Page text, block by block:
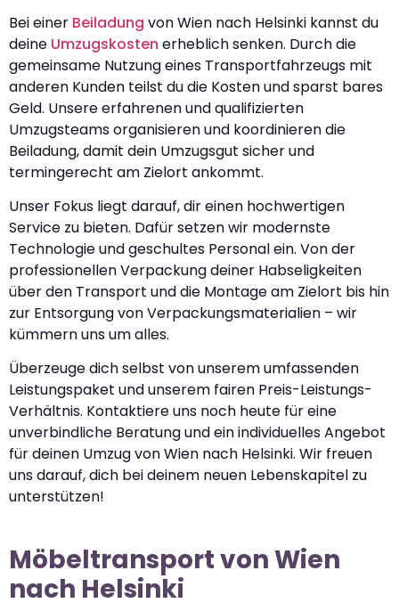
Bei einer Beiladung von Wien nach Helsinki kannst du
deine Umzugskosten erheblich senken. Durch die
gemeinsame Nutzung eines Transportfahrzeugs mit
anderen Kunden teilst du die Kosten und sparst bares
Geld. Unsere erfahrenen und qualifizierten
Umzugsteams organisieren und koordinieren die
Beiladung, damit dein Umzugsgut sicher und
termingerecht am Zielort ankommt.
Unser Fokus liegt darauf, dir einen hochwertigen
Service zu bieten. Dafür setzen wir modernste
Technologie und geschultes Personal ein. Von der
professionellen Verpackung deiner Habseligkeiten
über den Transport und die Montage am Zielort bis hin
zur Entsorgung von Verpackungsmaterialien – wir
kümmern uns um alles.
Überzeuge dich selbst von unserem umfassenden
Leistungspaket und unserem fairen Preis-Leistungs-
Verhältnis. Kontaktiere uns noch heute für eine
unverbindliche Beratung und ein individuelles Angebot
für deinen Umzug von Wien nach Helsinki. Wir freuen
uns darauf, dich bei deinem neuen Lebenskapitel zu
unterstützen!
Möbeltransport von Wien
nach Helsinki